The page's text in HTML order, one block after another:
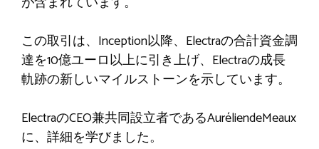
この取引は、Inception以降、Electraの合計資金調
達を10億ユーロ以上に引き上げ、Electraの成長
軌跡の新しいマイルストーンを示しています。
ElectraのCEO兼共同設立者であるAuréliendeMeaux
に、詳細を学びました。